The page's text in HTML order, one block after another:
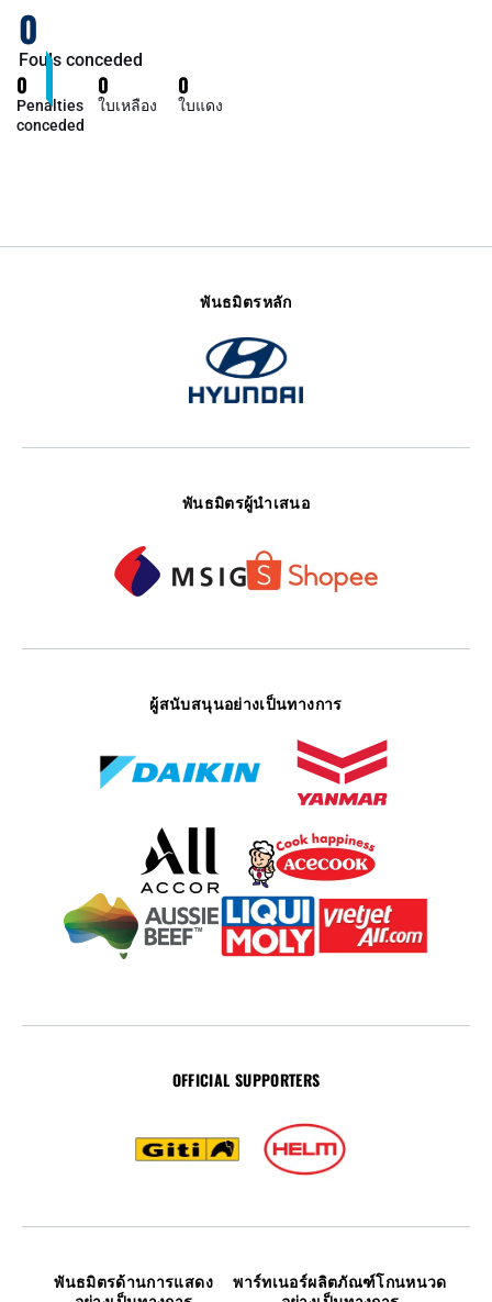
0
Fouls conceded
0
Penalties
conceded
0
ใบเหลือง
0
ใบแดง
พันธมิตรหลัก
พันธมิตรผู้นำเสนอ
ผู้สนับสนุนอย่างเป็นทางการ
OFFICIAL SUPPORTERS
พันธมิตรด้านการแสดง
พาร์ทเนอร์ผลิตภัณฑ์โกนหนวด